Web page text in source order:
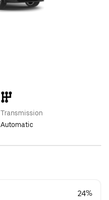
Transmission
Automatic
24%